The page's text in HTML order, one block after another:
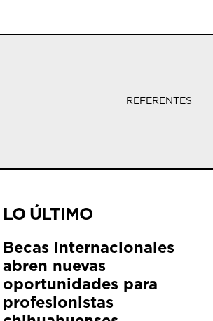
REFERENTES
LO ÚLTIMO
Becas internacionales
abren nuevas
oportunidades para
profesionistas